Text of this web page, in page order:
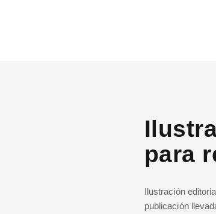
para
Ilustración
publicación